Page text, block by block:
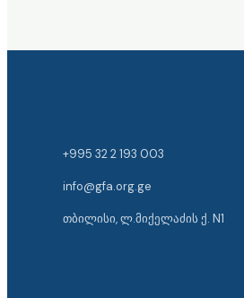
+995 32 2 193 003
info@gfa.org.ge
თბილისი, ლ.მიქელაძის ქ. N1